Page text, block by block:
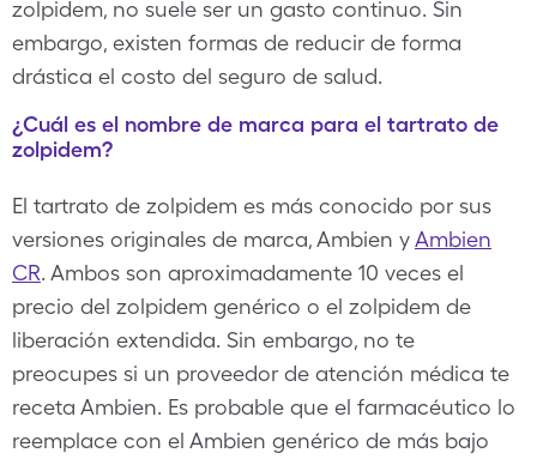
zolpidem, no suele ser un gasto continuo. Sin
embargo, existen formas de reducir de forma
drástica el costo del seguro de salud.
¿Cuál es el nombre de marca para el tartrato de
zolpidem?
El tartrato de zolpidem es más conocido por sus
versiones originales de marca, Ambien yAmbien
CR. Ambos son aproximadamente 10 veces el
precio del zolpidem genérico o el zolpidem de
liberación extendida. Sin embargo, no te
preocupes si un proveedor de atención médica te
receta Ambien. Es probable que el farmacéutico lo
reemplace con el Ambien genérico de más bajo